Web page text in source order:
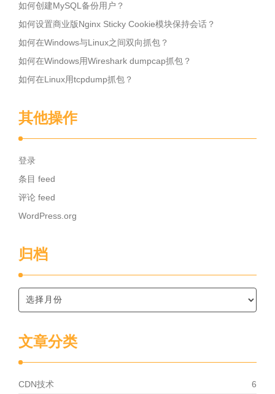
如何创建MySQL备份用户？
如何设置商业版Nginx Sticky Cookie模块保持会话？
如何在Windows与Linux之间双向抓包？
如何在Windows用Wireshark dumpcap抓包？
如何在Linux用tcpdump抓包？
其他操作
登录
条目 feed
评论 feed
WordPress.org
归档
文章分类
CDN技术
6